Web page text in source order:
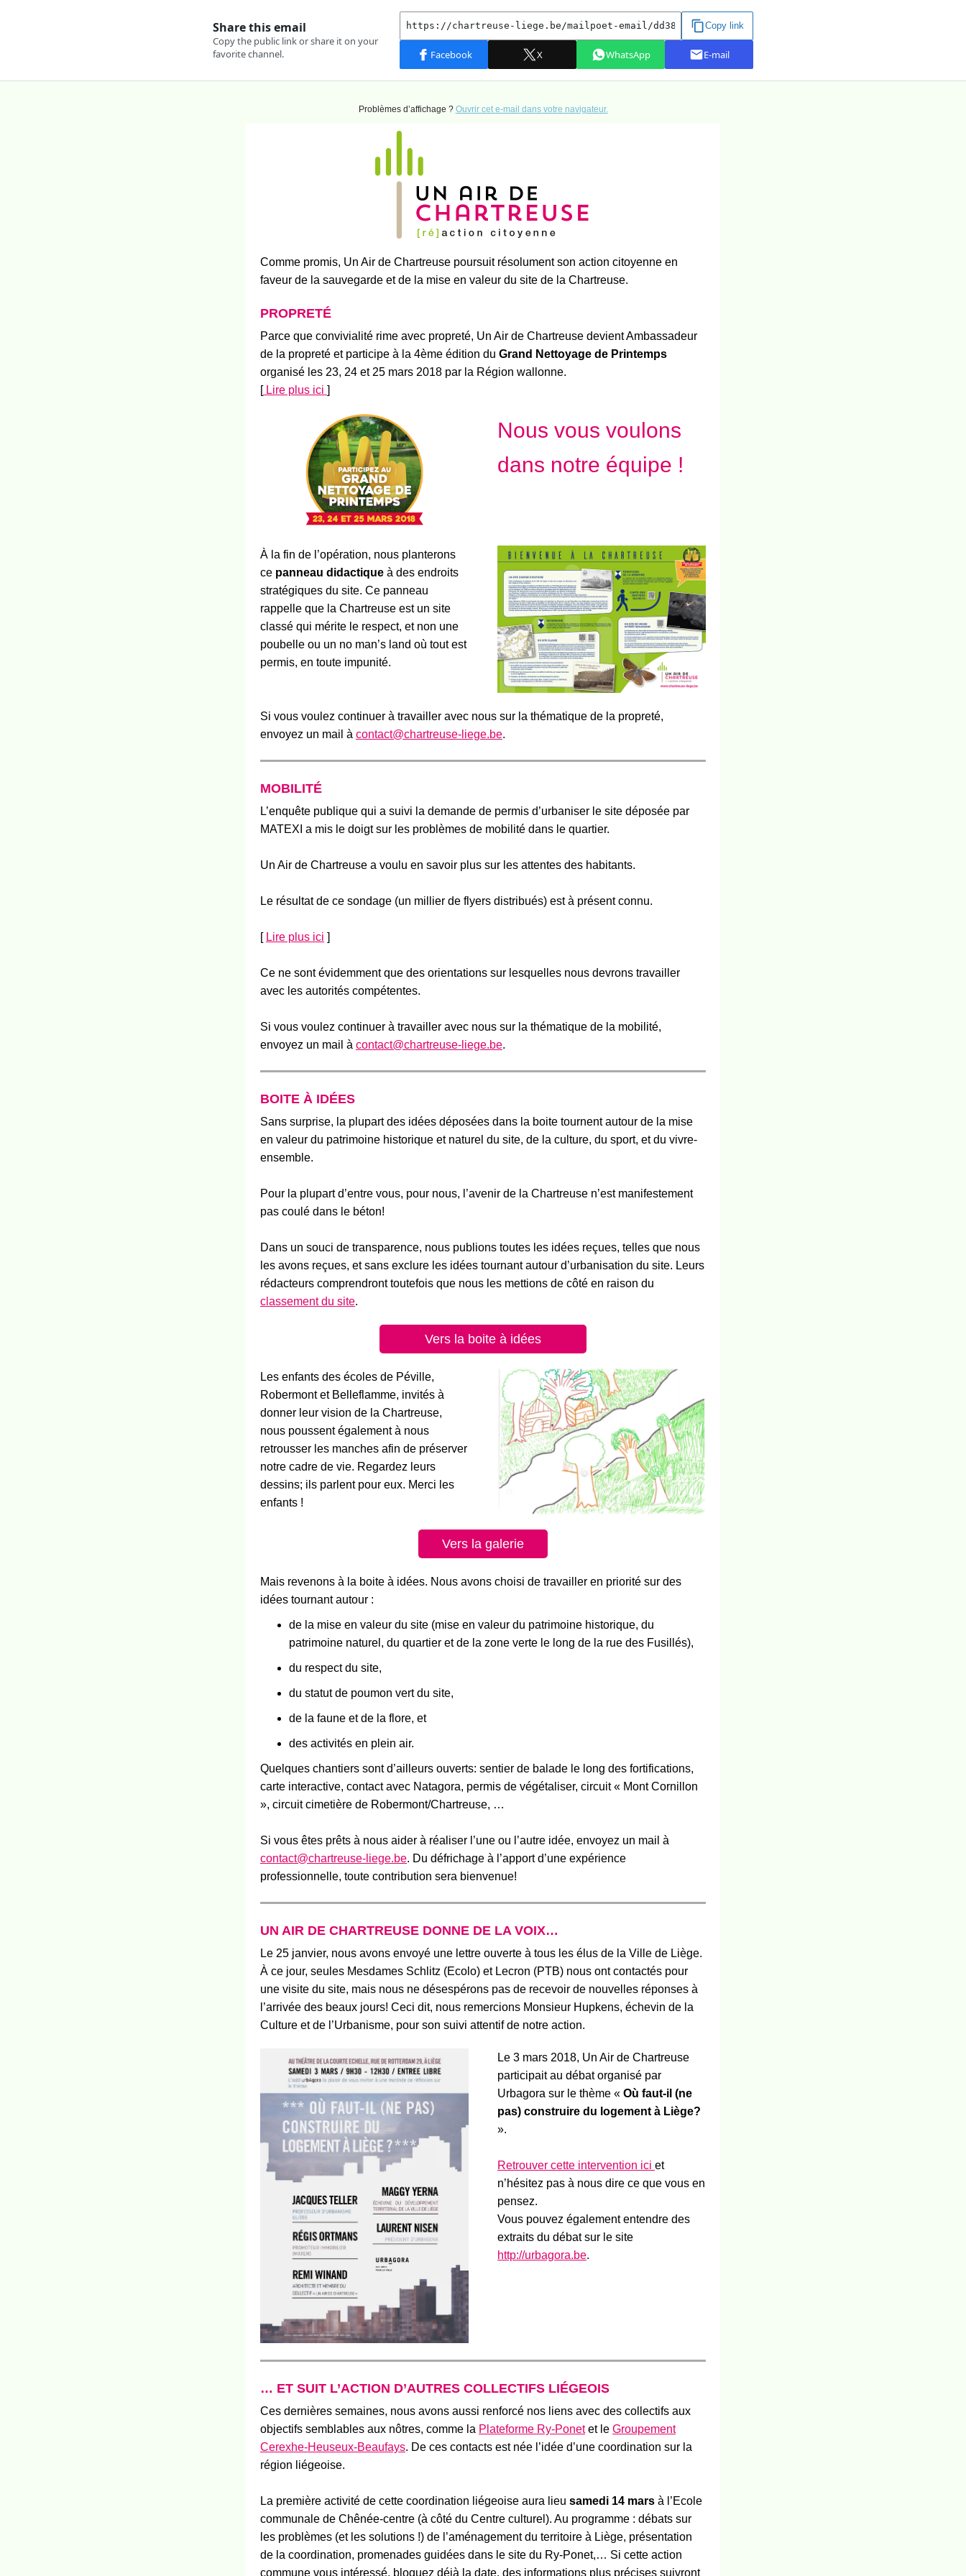
Problèmes d’affichage ? Ouvrir cet e-mail dans votre navigateur.
Comme promis, Un Air de Chartreuse poursuit résolument son action citoyenne en
faveur de la sauvegarde et de la mise en valeur du site de la Chartreuse.
PROPRETÉ
Parce que convivialité rime avec propreté, Un Air de Chartreuse devient Ambassadeur
de la propreté et participe à la 4ème édition du Grand Nettoyage de Printemps
organisé les 23, 24 et 25 mars 2018 par la Région wallonne.
[Lire plus ici ]
Nous vous voulons
dans notre équipe !
À la fin de l’opération, nous planterons
ce panneau didactique à des endroits
stratégiques du site. Ce panneau
rappelle que la Chartreuse est un site
classé qui mérite le respect, et non une
poubelle ou un no man’s land où tout est
permis, en toute impunité.
Si vous voulez continuer à travailler avec nous sur la thématique de la propreté,
envoyez un mail à contact@chartreuse-liege.be.
MOBILITÉ
L’enquête publique qui a suivi la demande de permis d’urbaniser le site déposée par
MATEXI a mis le doigt sur les problèmes de mobilité dans le quartier.
Un Air de Chartreuse a voulu en savoir plus sur les attentes des habitants.
Le résultat de ce sondage (un millier de flyers distribués) est à présent connu.
[ Lire plus ici ]
Ce ne sont évidemment que des orientations sur lesquelles nous devrons travailler
avec les autorités compétentes.
Si vous voulez continuer à travailler avec nous sur la thématique de la mobilité,
envoyez un mail à contact@chartreuse-liege.be.
BOITE À IDÉES
Sans surprise, la plupart des idées déposées dans la boite tournent autour de la mise
en valeur du patrimoine historique et naturel du site, de la culture, du sport, et du vivre-
ensemble.
Pour la plupart d’entre vous, pour nous, l’avenir de la Chartreuse n’est manifestement
pas coulé dans le béton!
Dans un souci de transparence, nous publions toutes les idées reçues, telles que nous
les avons reçues, et sans exclure l es idées tournant autour d’urbanisation du site. Leurs
rédacteurs comprendront toutefois que nous les mettions de côté en raison du
classement du site.
Vers la boite à idées
Les enfants des écoles de Péville,
Robermont et Belleflamme, invités à
donner leur vision de la Chartreuse,
nous poussentégalementà nous
retrousser les manches afin de préserver
notre cadre de vie. Regardez leurs
dessins; ils parlent pour eux. Merci les
enfants !
Vers la galerie
Mais revenons à la boite à idées. Nous avons choisi de travailler en priorité sur des
idées tournant autour :
de la mise en valeur du site (mise en valeur du patrimoine historique, du
patrimoine naturel, du quartier et de la zone verte le long de la rue des Fusillés),
du respect du site,
du statut de poumon vert du site,
de la faune et de la flore, et
des activités en plein air.
Quelques chantiers sont d’ailleurs ouverts: sentier de balade le long des fortifications,
carte interactive, contact avec Natagora, permis de végétaliser, circuit « Mont Cornillon
», circuit cimetière de Robermont/Chartreuse, …
Si vous êtes prêts à nous aider à réaliser l’une ou l’autre idée, envoyez un mail à
contact@chartreuse-liege.be. Du défrichage à l’apport d’une expérience
professionnelle, toute contribution sera bienvenue!
UN AIR DE CHARTREUSE DONNE DE LA VOIX…
Le 25 janvier, nous avons envoyé une lettre ouverte à tous les élus de la Ville de Liège.
À ce jour, seules Mesdames Schlitz (Ecolo) et Lecron (PTB) nous ont contactés pour
une visite du site, mais nous ne désespérons pas de recevoir de nouvelles réponses à
l’arrivée des beaux jours! Ceci dit, nous remercions Monsieur Hupkens, échevin de la
Culture et de l’Urbanisme, pour son suivi attentif de notre action.
Le 3 mars 2018, Un Air de Chartreuse
participait au débat organisé par
Urbagora sur le thème « Où faut-il (ne
pas) construire du logement à Liège?
».
Retrouver cette intervention ici et
n’hésitez pas à nous dire ce que vous en
pensez.
Vous pouvez également entendre des
extraits du débat sur le site
http://urbagora.be.
… ET SUIT L’ACTION D’AUTRES COLLECTIFS LIÉGEOIS
Ces dernières semaines, nous avons aussi renforcé nos liens avec des collectifs aux
objectifs semblables aux nôtres, comme la Plateforme Ry-Ponetet le Groupement
Cerexhe-Heuseux-Beaufays. De ces contacts est née l’idée d’une coordination sur la
région liégeoise.
La première activité de cette coordination liégeoise aura lieu samedi 14 mars à l’Ecole
communale de Chênée-centre (à côté du Centre culturel). Au programme : débats sur
les problèmes (et les solutions !) de l’aménagement du territoire à Liège, présentation
de la coordination, promenades guidées dans le site du Ry-Ponet,… Si cette action
commune vous intéressé, b loquez déjà la date, des informations plus précises suivront